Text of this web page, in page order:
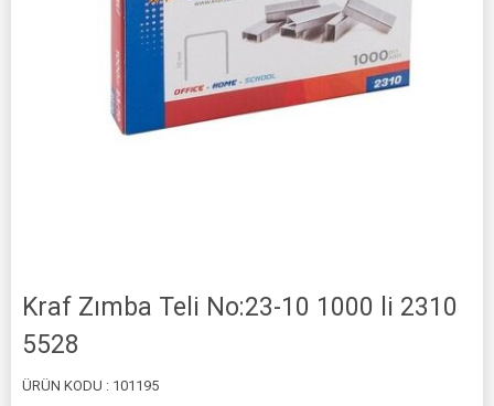
Kraf Zımba Teli No:23-10 1000 li 2310
5528
ÜRÜN KODU : 101195